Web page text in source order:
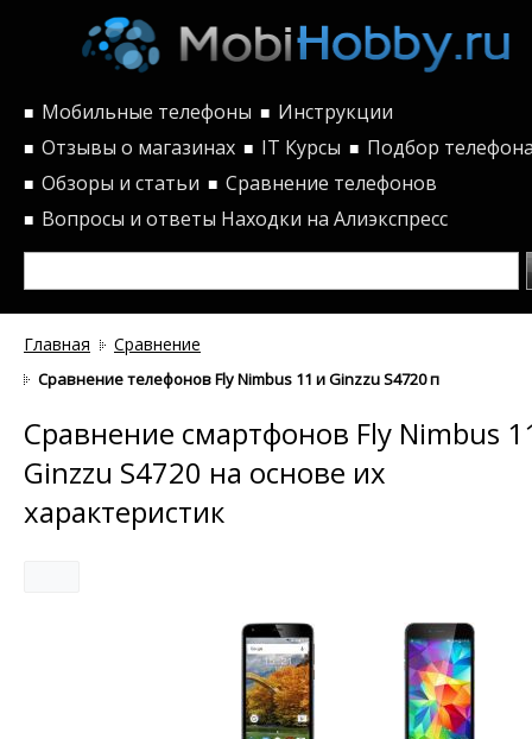
■ Мобильные телефоны ■ Инструкции
■ Отзывы о магазинах ■ IT Курсы ■ Подбор
■ Обзоры и статьи ■ Сравнение телефонов
■ Вопросы и ответы Находки на Алиэкспресс
Главная Сравнение
Сравнение телефонов Fly Nimbus 11 и Ginzzu S4720 по
Сравнение смартфонов Fly Nimbus
Ginzzu S4720 на основе их
характеристик